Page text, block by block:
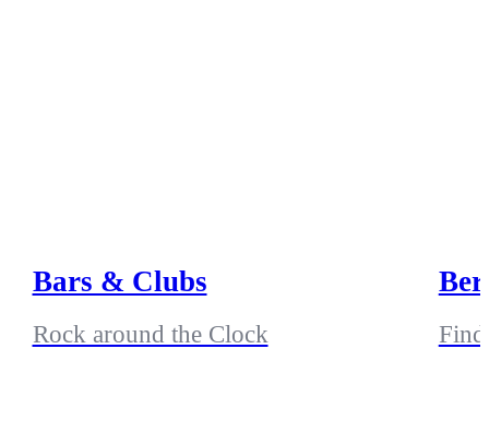
Bars & Clubs
Rock around the Clock